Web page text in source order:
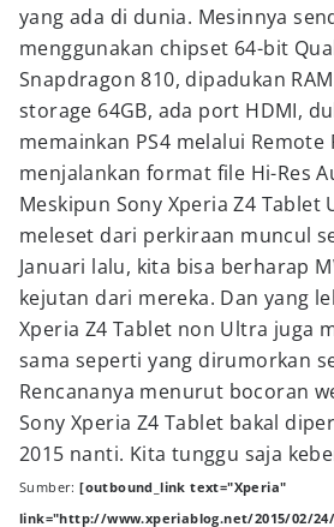
yang ada di dunia. Mesinnya
menggunakan chipset 64-bit
Snapdragon 810, dipadukan
storage 64GB, ada port HDMI,
memainkan PS4 melalui Remote
menjalankan format file Hi-Res
Meskipun Sony Xperia Z4
meleset dari perkiraan muncul
Januari lalu, kita bisa berharap
kejutan dari mereka. Dan yang
Xperia Z4 Tablet non Ultra juga
sama seperti yang dirumorkan
Rencananya menurut bocoran
Sony Xperia Z4 Tablet bakal
2015 nanti. Kita tunggu saja
Sumber:[outbound_link text="Xperia"
link="http://www.xperiablog.net/2015/02/